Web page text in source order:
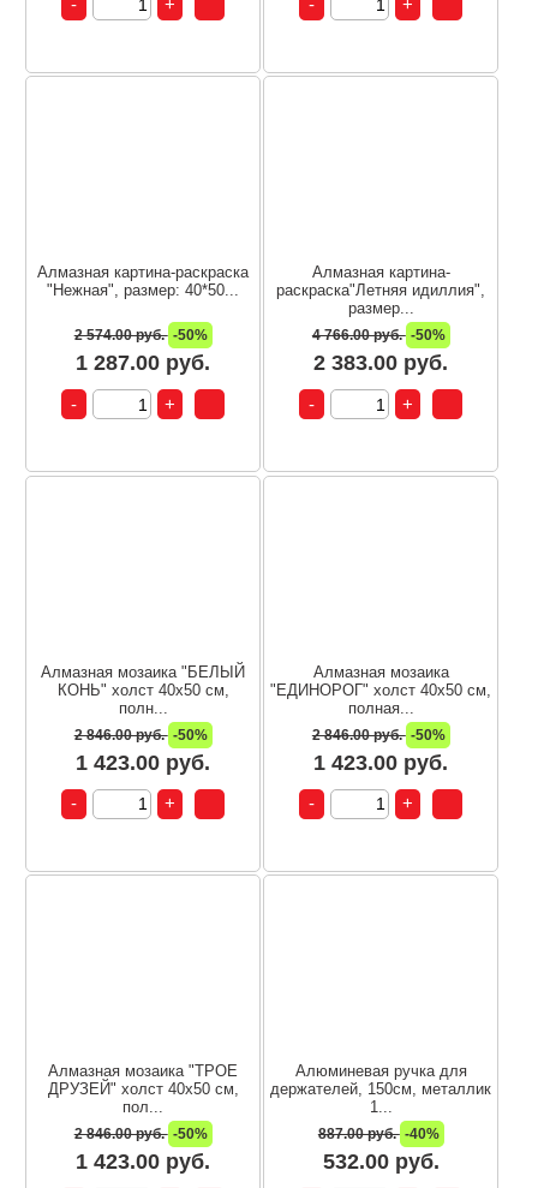
Алмазная картина-раскраска
"Нежная", размер: 40*50...
2 574.00 руб. -50%
1 287.00 руб.
Алмазная картина-
раскраска"Летняя идиллия",
размер...
4 766.00 руб. -50%
2 383.00 руб.
Алмазная мозаика "БЕЛЫЙ
КОНЬ" холст 40х50 см,
полн...
2 846.00 руб. -50%
1 423.00 руб.
Алмазная мозаика
"ЕДИНОРОГ" холст 40х50 см,
полная...
2 846.00 руб. -50%
1 423.00 руб.
Алмазная мозаика "ТРОЕ
ДРУЗЕЙ" холст 40х50 см,
пол...
2 846.00 руб. -50%
1 423.00 руб.
Алюминевая ручка для
держателей, 150см, металлик
1...
887.00 руб. -40%
532.00 руб.